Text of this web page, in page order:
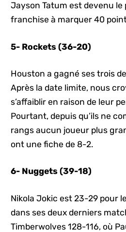
Jayson Tatum est devenu le
franchise à marquer 40
5- Rockets (36-20)
Houston a gagné ses trois
Après la date limite, nous
s’affaiblir en raison de leur
Pourtant, depuis qu’ils ne
rangs aucun joueur plus
ont une fiche de 8-2.
6- Nuggets (39-18)
Nikola Jokic est 23-29 pour
dans ses deux derniers
Timberwolves 128-116, où